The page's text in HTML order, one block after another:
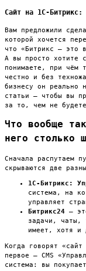
Сайт на 1С-Битрикс:
Вам предложили
которой хочется
что «Битрикс — это
А вы просто хотите
понимаете, при чём
честно и без
бизнесу он реально
статьи — чтобы вы
за то, чем не
Что вообще
него столько
Сначала распутаем
скрываются две
1С-Битрикс:
система, на
управляет
Битрикс24 —
задачи, чаты,
имеет, хотя и
Когда говорят
первое — CMS
система: вы